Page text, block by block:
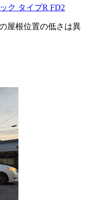
ク タイプR FD2
屋根位置の低さは異